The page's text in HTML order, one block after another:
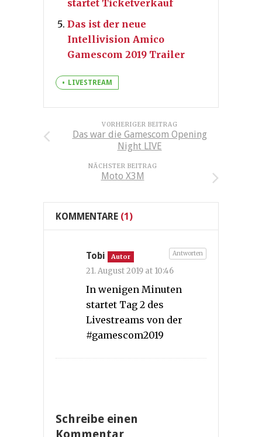
startet Ticketverkauf
Das ist der neue
Intellivision Amico
Gamescom 2019 Trailer
LIVESTREAM
VORHERIGER BEITRAG
Das war die Gamescom Opening
Night LIVE
NÄCHSTER BEITRAG
Moto X3M
KOMMENTARE (1)
Tobi Autor
21. August 2019 at 10:46
In wenigen Minuten
startet Tag 2 des
Livestreams von der
#gamescom2019
Antworten
Schreibe einen
Kommentar